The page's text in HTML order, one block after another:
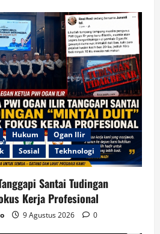
Hukum
Ogan Ilir
Sosial Tekhnologi
Santai Tudingan
Kerja Profesional
9 Agustus 2026 0